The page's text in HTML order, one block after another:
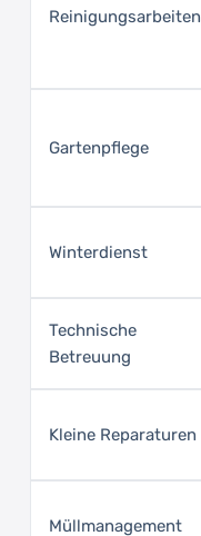
Reinigungsarbeiten
Gartenpflege
Winterdienst
Technische
Betreuung
Kleine Reparaturen
Müllmanagement